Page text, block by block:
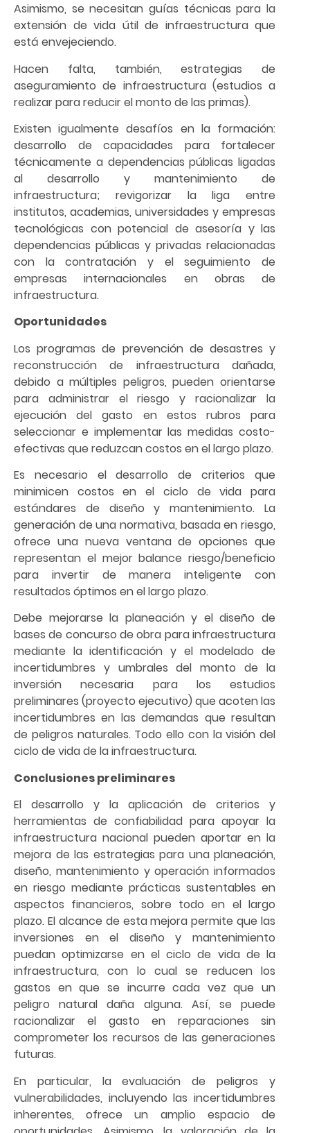
Asimismo, se necesitan guías técnicas para la
extensión de vida útil de infraestructura que
está envejeciendo.
Hacen falta, también, estrategias de
aseguramiento de infraestructura (estudios a
realizar para reducir el monto de las primas).
Existen igualmente desafíos en la formación:
desarrollo de capacidades para fortalecer
técnicamente a dependencias públicas ligadas
al desarrollo y mantenimiento de
infraestructura; revigorizar la liga entre
institutos, academias, universidades y empresas
tecnológicas con potencial de asesoría y las
dependencias públicas y privadas relacionadas
con la contratación y el seguimiento de
empresas internacionales en obras de
infraestructura.
Oportunidades
Los programas de prevención de desastres y
reconstrucción de infraestructura dañada,
debido a múltiples peligros, pueden orientarse
para administrar el riesgo y racionalizar la
ejecución del gasto en estos rubros para
seleccionar e implementar las medidas costo-
efectivas que reduzcan costos en el largo plazo.
Es necesario el desarrollo de criterios que
minimicen costos en el ciclo de vida para
estándares de diseño y mantenimiento. La
generación de una normativa, basada en riesgo,
ofrece una nueva ventana de opciones que
representan el mejor balance riesgo/beneficio
para invertir de manera inteligente con
resultados óptimos en el largo plazo.
Debe mejorarse la planeación y el diseño de
bases de concurso de obra para infraestructura
mediante la identificación y el modelado de
incertidumbres y umbrales del monto de la
inversión necesaria para los estudios
preliminares (proyecto ejecutivo) que acoten las
incertidumbres en las demandas que resultan
de peligros naturales. Todo ello con la visión del
ciclo de vida de la infraestructura.
Conclusiones preliminares
El desarrollo y la aplicación de criterios y
herramientas de confiabilidad para apoyar la
infraestructura nacional pueden aportar en la
mejora de las estrategias para una planeación,
diseño, mantenimiento y operación informados
en riesgo mediante prácticas sustentables en
aspectos financieros, sobre todo en el largo
plazo. El alcance de esta mejora permite que las
inversiones en el diseño y mantenimiento
puedan optimizarse en el ciclo de vida de la
infraestructura, con lo cual se reducen los
gastos en que se incurre cada vez que un
peligro natural daña alguna. Así, se puede
racionalizar el gasto en reparaciones sin
comprometer los recursos de las generaciones
futuras.
En particular, la evaluación de peligros y
vulnerabilidades, incluyendo las incertidumbres
inherentes, ofrece un amplio espacio de